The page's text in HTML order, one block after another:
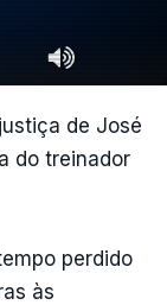
de José
do treinador
perdido
às